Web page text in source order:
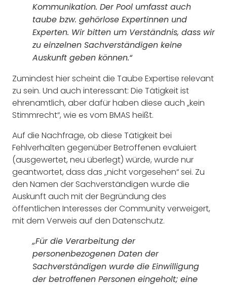
Kommunikation. Der Pool umfasst auch
taube bzw. gehörlose Expertinnen und
Experten. Wir bitten um Verständnis, dass wir
zu einzelnen Sachverständigen keine
Auskunft geben können.“
Zumindest hier scheint die Taube Expertise relevant
zu sein. Und auch interessant: Die Tätigkeit ist
ehrenamtlich, aber dafür haben diese auch „kein
Stimmrecht“, wie es vom BMAS heißt.
Auf die Nachfrage, ob diese Tätigkeit bei
Fehlverhalten gegenüber Betroffenen evaluiert
(ausgewertet, neu überlegt) würde, wurde nur
geantwortet, dass das „nicht vorgesehen“ sei. Zu
den Namen der Sachverständigen wurde die
Auskunft auch mit der Begründung des
öffentlichen Interesses der Community verweigert,
mit dem Verweis auf den Datenschutz.
„Für die Verarbeitung der
personenbezogenen Daten der
Sachverständigen wurde die Einwilligung
der betroffenen Personen eingeholt; eine